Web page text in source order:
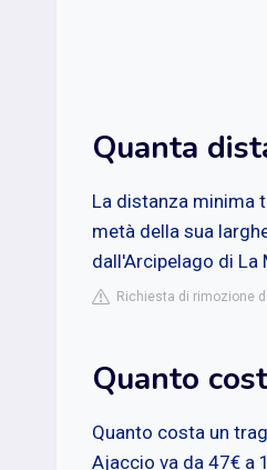
Quanta
La distanza minima
metà della sua
dall'Arcipelago di
Richiesta di rimozione
Quanto
Quanto costa un
Ajaccio va da 47€ a